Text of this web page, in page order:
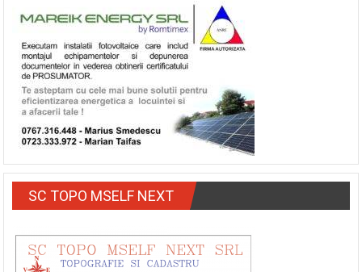
SC TOPO MSELF NEXT